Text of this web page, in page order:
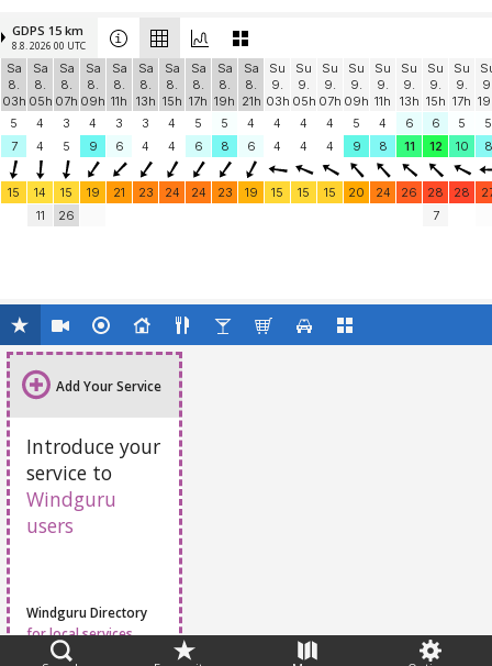
GDPS 15 km
8.8. 2026 00 UTC
Sa
8.
03h
Sa
8.
05h
Sa
8.
07h
Sa
8.
09h
Sa
8.
11h
Sa
8.
13h
Sa
8.
15h
Sa
8.
17h
Sa
8.
19h
Sa
8.
21h
Su
9.
03h
Su
9.
05h
Su
9.
07h
Su
9.
09h
Su
9.
11h
Su
9.
13h
Su
9.
15h
Su
9.
17h
5
4 3 4 3 3 4 5 5 4 4 4 4 5 4 6 6 5
5
7
4 5 9 6 4 4 6 8 6 4 4 4 9 8 11 12 10 8
15 14 15 19 21 23 24 24 23 19 15 15 15 20 24 26 28 28
11
26 7
Add Your Service
Introduce your
service to
Windguru
users
Windguru Directory
for local services